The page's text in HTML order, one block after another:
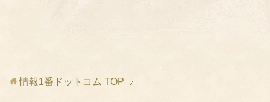
情報1番ドットコム TOP